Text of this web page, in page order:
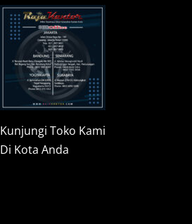
Kunjungi Toko Kami
Di Kota Anda